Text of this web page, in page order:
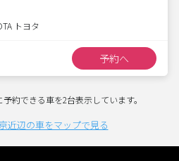
トヨタ
予約へ
約できる車を2台表示しています。
近辺の車をマップで見る